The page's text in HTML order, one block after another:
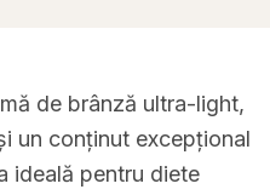
de brânză ultra-light,
un conținut excepțional
ideală pentru diete